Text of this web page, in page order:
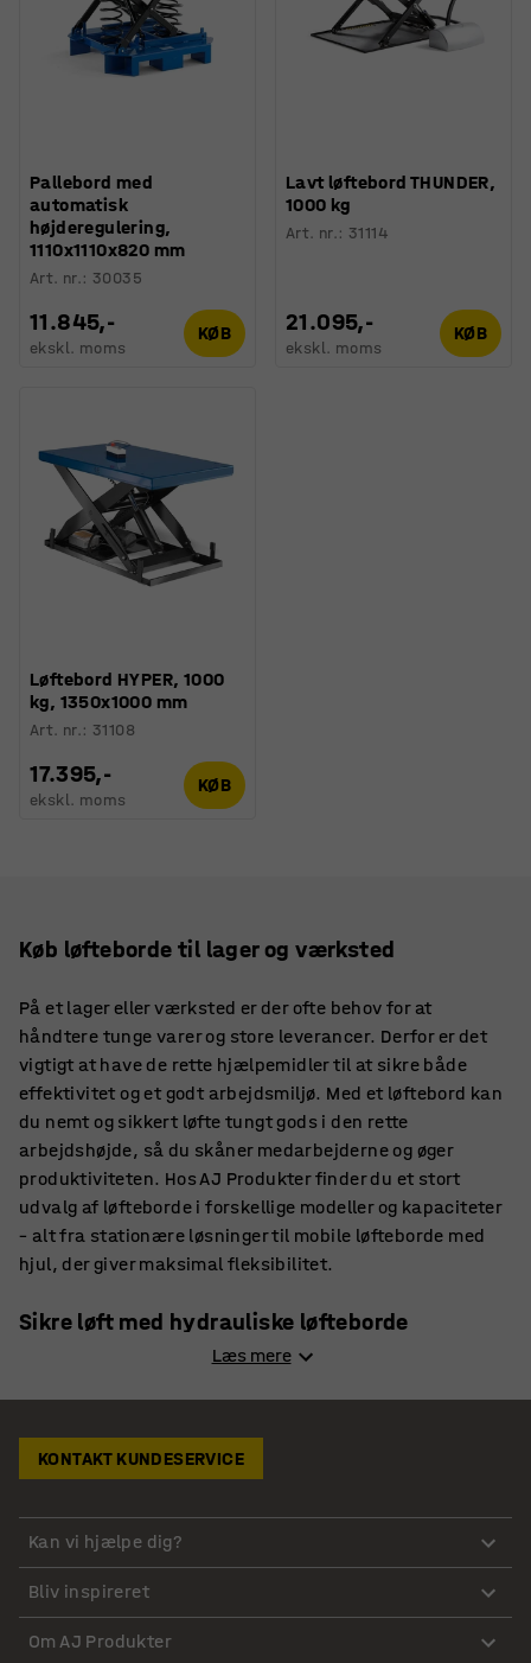
Pallebord med
automatisk
højderegulering,
1110x1110x820 mm
Art. nr.: 30035
11.845,-
ekskl. moms
KØB
Lavt løftebord THUNDER,
1000 kg
Art. nr.: 31114
21.095,-
ekskl. moms
KØB
Løftebord HYPER, 1000
kg, 1350x1000 mm
Art. nr.: 31108
17.395,-
ekskl. moms
KØB
Køb løfteborde til lager og værksted
På et lager eller værksted er der ofte behov for at
håndtere tunge varer og store leverancer. Derfor er det
vigtigt at have de rette hjælpemidler til at sikre både
effektivitet og et godt arbejdsmiljø. Med et løftebord kan
du nemt og sikkert løfte tungt gods i den rette
arbejdshøjde, så du skåner medarbejderne og øger
produktiviteten. Hos AJ Produkter finder du et stort
udvalg af løfteborde i forskellige modeller og kapaciteter
– alt fra stationære løsninger til mobile løfteborde med
hjul, der giver maksimal fleksibilitet.
Sikre løft med hydrauliske løfteborde
holdbarhed og sikkerhed ved hvert løft. De fås i
forskellige størrelser og belastningskapaciteter, så du
du brug for mobilitet, kan du vælge et mobilt løftebord
eller et løftebord med hjul, der gør det nemt at flytte
løfteborde er en ideel kombination af løftefunktion og
transportløsning, hvilket gør arbejdet både hurtigere og
Læs mere
KONTAKT KUNDESERVICE
Kan vi hjælpe dig?
Bliv inspireret
Om AJ Produkter